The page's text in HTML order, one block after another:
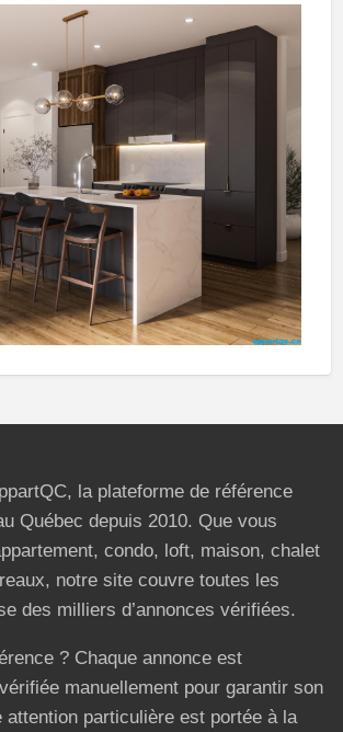
la plateforme de référence
Québec depuis 2010. Que vous
condo, loft, maison, chalet
notre site couvre toutes les
des milliers d’annonces vérifiées.
? Chaque annonce est
manuellement pour garantir son
attention particulière est portée à la